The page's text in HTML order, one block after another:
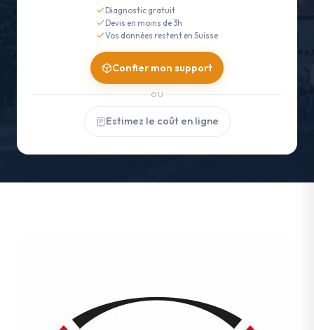
Diagnostic gratuit
Devis en moins de 3h
Vos données restent en Suisse
Confier mon support
OU
Estimez le coût en ligne